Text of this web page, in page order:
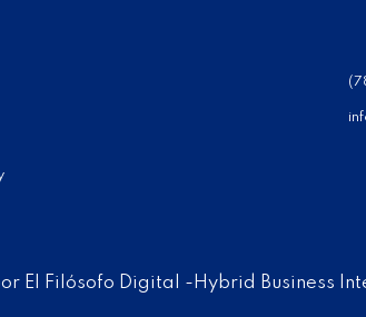
El Filósofo Digital -Hybrid Business